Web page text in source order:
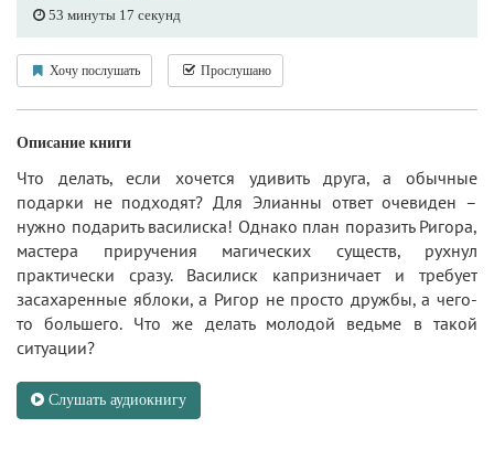
53 минуты 17 секунд
Хочу послушать Прослушано
Описание книги
Что делать, если хочется удивить друга, а обычные
подарки не подходят? Для Элианны ответ очевиден –
нужно подарить василиска! Однако план поразить Ригора,
мастера приручения магических существ, рухнул
практически сразу. Василиск капризничает и требует
засахаренные яблоки, а Ригор не просто дружбы, а чего-
то большего. Что же делать молодой ведьме в такой
ситуации?
Слушать аудиокнигу